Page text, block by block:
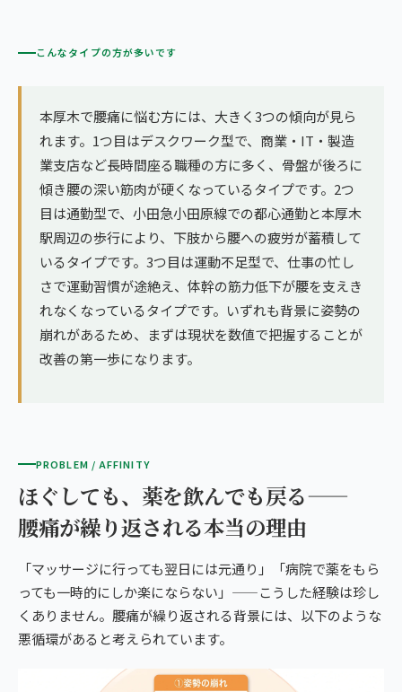
こんなタイプの方が多いです
本厚木で腰痛に悩む方には、大きく3つの傾向が見ら
れます。1つ目はデスクワーク型で、商業・IT・製造
業支店など長時間座る職種の方に多く、骨盤が後ろに
傾き腰の深い筋肉が硬くなっているタイプです。2つ
目は通勤型で、小田急小田原線での都心通勤と本厚木
駅周辺の歩行により、下肢から腰への疲労が蓄積して
いるタイプです。3つ目は運動不足型で、仕事の忙し
さで運動習慣が途絶え、体幹の筋力低下が腰を支えき
れなくなっているタイプです。いずれも背景に姿勢の
崩れがあるため、まずは現状を数値で把握することが
改善の第一歩になります。
PROBLEM / AFFINITY
ほぐしても、薬を飲んでも戻る——
腰痛が繰り返される本当の理由
「マッサージに行っても翌日には元通り」「病院で薬をもら
っても一時的にしか楽にならない」——こうした経験は珍し
くありません。腰痛が繰り返される背景には、以下のような
悪循環があると考えられています。